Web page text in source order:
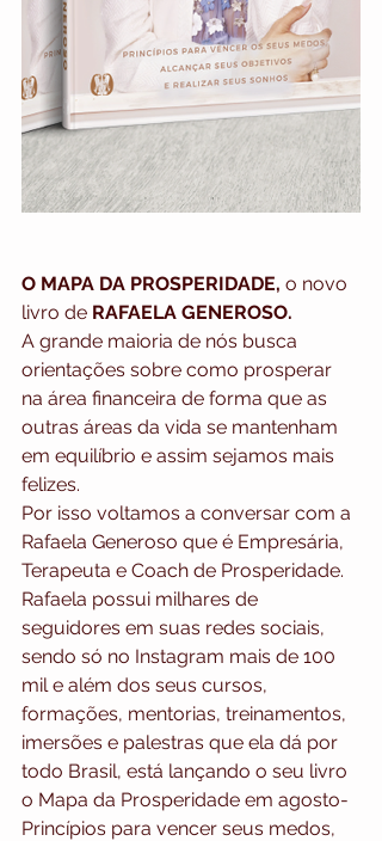
O MAPA DA PROSPERIDADE, o novo
livro de RAFAELA GENEROSO.
A grande maioria de nós busca
orientações sobre como prosperar
na área financeira de forma que as
outras áreas da vida se mantenham
em equilíbrio e assim sejamos mais
felizes.
Por isso voltamos a conversar com a
Rafaela Generoso que é Empresária,
Terapeuta e Coach de Prosperidade.
Rafaela possui milhares de
seguidores em suas redes sociais,
sendo só no Instagram mais de 100
mil e além dos seus cursos,
formações, mentorias, treinamentos,
imersões e palestras que ela dá por
todo Brasil, está lançando o seu livro
o Mapa da Prosperidade em agosto-
Princípios para vencer seus medos,